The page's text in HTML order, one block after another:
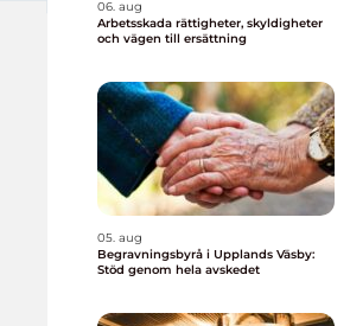
06. aug
Arbetsskada rättigheter, skyldigheter
och vägen till ersättning
05. aug
Begravningsbyrå i Upplands Väsby:
Stöd genom hela avskedet